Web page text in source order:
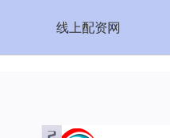
线上配资网